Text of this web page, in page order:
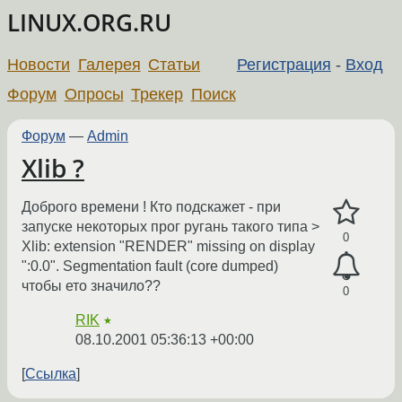
LINUX.ORG.RU
Регистрация - Вход
Новости Галерея Статьи
Форум Опросы Трекер Поиск
Форум — Admin
Xlib ?
0
0
Доброго времени ! Кто подскажет - при
запуске некоторых прог ругань такого типа >
Xlib: extension "RENDER" missing on display
":0.0". Segmentation fault (core dumped)
чтобы ето значило??
RIK ★
08.10.2001 05:36:13 +00:00
Ссылка